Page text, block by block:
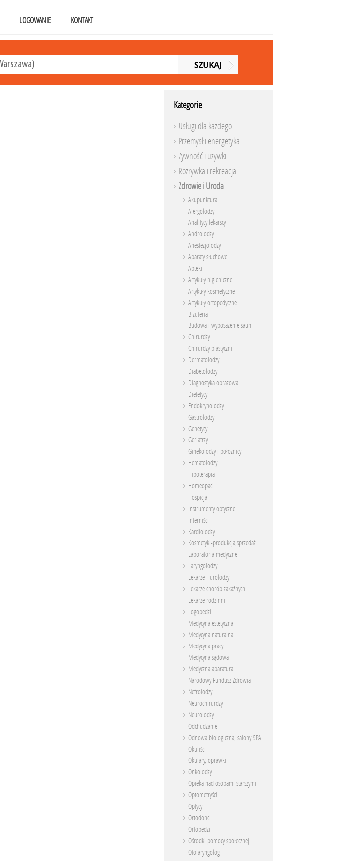
LOGOWANIE KONTAKT
Kategorie
Usługi dla każdego
Przemysł i energetyka
Żywność i używki
Rozrywka i rekreacja
Zdrowie i Uroda
Akupunktura
Alergolodzy
Analitycy lekarscy
Androlodzy
Anestezjolodzy
Aparaty słuchowe
Apteki
Artykuły higieniczne
Artykuły kosmetyczne
Artykuły ortopedyczne
Biżuteria
Budowa i wyposażenie saun
Chirurdzy
Chirurdzy plastyczni
Dermatolodzy
Diabetolodzy
Diagnostyka obrazowa
Dietetycy
Endokrynolodzy
Gastrolodzy
Genetycy
Geriatrzy
Ginekolodzy i położnicy
Hematolodzy
Hipoterapia
Homeopaci
Hospicja
Instrumenty optyczne
Interniści
Kardiolodzy
Kosmetyki-produkcja,sprzedaż
Laboratoria medyczne
Laryngolodzy
Lekarze - urolodzy
Lekarze chorób zakaźnych
Lekarze rodzinni
Logopedzi
Medycyna estetyczna
Medycyna naturalna
Medycyna pracy
Medycyna sądowa
Medyczna aparatura
Narodowy Fundusz Zdrowia
Nefrolodzy
Neurochirurdzy
Neurolodzy
Odchudzanie
Odnowa biologiczna, salony SPA
Okuliści
Okulary, oprawki
Onkolodzy
Opieka nad osobami starszymi
Optometryści
Optycy
Ortodonci
Ortopedzi
Ośrodki pomocy społecznej
Otolaryngolog